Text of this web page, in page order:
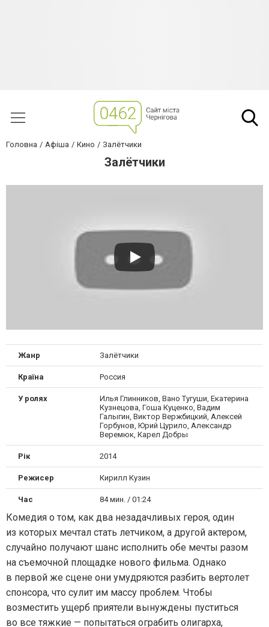
Головна Афіша Кино Залётчики
Залётчики
Жанр Залётчики
Країна Россия
У ролях
Илья Глинников, Вано Тугуши, Екатерина
Кузнецова, Гоша Куценко, Вадим
Галыгин, Виктор Вержбицкий, Алексей
Горбунов, Юрий Цурило, Александр
Веремюк, Карел Добры
Рік 2014
Режисер Кирилл Кузин
Час 84 мин. / 01:24
Комедия о том, как два незадачливых героя, один
из которых мечтал стать летчиком, а другой актером,
случайно получают шанс исполнить обе мечты разом
на съемочной площадке нового фильма. Однако
в первой же сцене они умудряются разбить вертолет
спонсора, что сулит им массу проблем. Чтобы
возместить ущерб приятели вынуждены пуститься
во все тяжкие — попытаться ограбить олигарха,